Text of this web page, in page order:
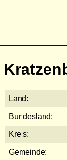
Land:
Bundesland:
Kreis:
Gemeinde: